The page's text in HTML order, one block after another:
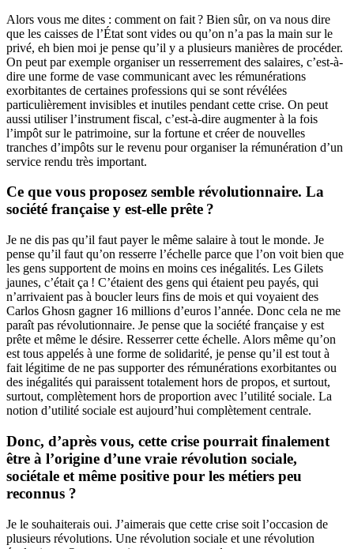
Alors vous me dites : comment on fait ? Bien sûr, on va nous dire
que les caisses de l’État sont vides ou qu’on n’a pas la main sur le
privé, eh bien moi je pense qu’il y a plusieurs manières de procéder.
On peut par exemple organiser un resserrement des salaires, c’est-à-
dire une forme de vase communicant avec les rémunérations
exorbitantes de certaines professions qui se sont révélées
particulièrement invisibles et inutiles pendant cette crise. On peut
aussi utiliser l’instrument fiscal, c’est-à-dire augmenter à la fois
l’impôt sur le patrimoine, sur la fortune et créer de nouvelles
tranches d’impôts sur le revenu pour organiser la rémunération d’un
service rendu très important.
Ce que vous proposez semble révolutionnaire. La
société française y est-elle prête ?
Je ne dis pas qu’il faut payer le même salaire à tout le monde. Je
pense qu’il faut qu’on resserre l’échelle parce que l’on voit bien que
les gens supportent de moins en moins ces inégalités. Les Gilets
jaunes, c’était ça ! C’étaient des gens qui étaient peu payés, qui
n’arrivaient pas à boucler leurs fins de mois et qui voyaient des
Carlos Ghosn gagner 16 millions d’euros l’année. Donc cela ne me
paraît pas révolutionnaire. Je pense que la société française y est
prête et même le désire. Resserrer cette échelle. Alors même qu’on
est tous appelés à une forme de solidarité, je pense qu’il est tout à
fait légitime de ne pas supporter des rémunérations exorbitantes ou
des inégalités qui paraissent totalement hors de propos, et surtout,
surtout, complètement hors de proportion avec l’utilité sociale. La
notion d’utilité sociale est aujourd’hui complètement centrale.
Donc, d’après vous, cette crise pourrait finalement
être à l’origine d’une vraie révolution sociale,
sociétale et même positive pour les métiers peu
reconnus ?
Je le souhaiterais oui. J’aimerais que cette crise soit l’occasion de
plusieurs révolutions. Une révolution sociale et une révolution